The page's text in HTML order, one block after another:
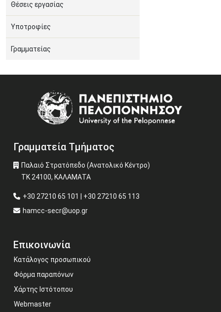
Θέσεις εργασίας
Υποτροφίες
Γραμματείας
Γραμματεία Τμήματος
Παλαιό Στρατόπεδο (Ανατολικό Κέντρο)
ΤΚ 24100, ΚΑΛΑΜΑΤΑ
+30 27210 65 101 | +30 27210 65 113
hamcc-secr@uop.gr
Επικοινωνία
Κατάλογος προσωπικού
Φόρμα παραπόνων
Χάρτης Ιστότοπου
Webmaster